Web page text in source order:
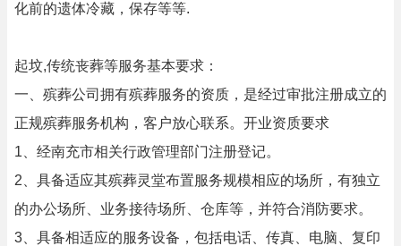
化前的遗体冷藏，保存等等.
起坟,传统丧葬等服务基本要求：
一、殡葬公司拥有殡葬服务的资质，是经过审批注册成立的
正规殡葬服务机构，客户放心联系。开业资质要求
1、经南充市相关行政管理部门注册登记。
2、具备适应其殡葬灵堂布置服务规模相应的场所，有独立
的办公场所、业务接待场所、仓库等，并符合消防要求。
3、具备相适应的服务设备，包括电话、传真、电脑、复印